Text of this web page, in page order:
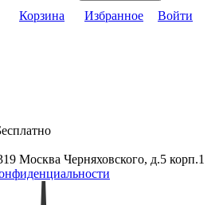
Корзина Избранное Войти
Москва Черняховского, д.5 корп.1